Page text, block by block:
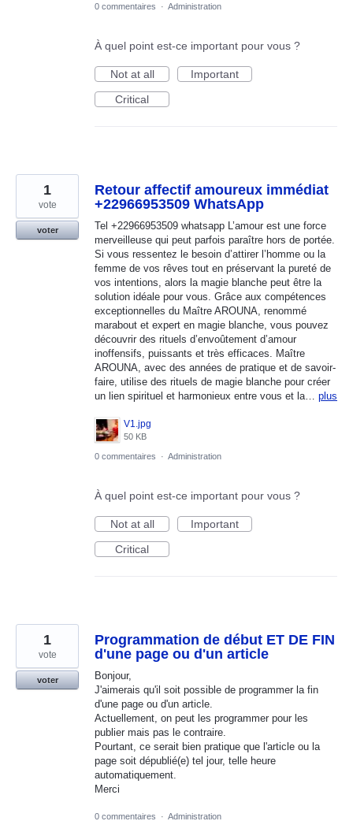
0 commentaires · Administration
À quel point est-ce important pour vous ?
Not at all
Important
Critical
Retour affectif amoureux immédiat
+22966953509 WhatsApp
Tel +22966953509 whatsapp L’amour est une force
merveilleuse qui peut parfois paraître hors de portée.
Si vous ressentez le besoin d’attirer l’homme ou la
femme de vos rêves tout en préservant la pureté de
vos intentions, alors la magie blanche peut être la
solution idéale pour vous. Grâce aux compétences
exceptionnelles du Maître AROUNA, renommé
marabout et expert en magie blanche, vous pouvez
découvrir des rituels d’envoûtement d’amour
inoffensifs, puissants et très efficaces. Maître
AROUNA, avec des années de pratique et de savoir-
faire, utilise des rituels de magie blanche pour créer
un lien spirituel et harmonieux entre vous et la… plus
V1.jpg
50 KB
1
vote
voter
0 commentaires · Administration
À quel point est-ce important pour vous ?
Not at all
Important
Critical
Programmation de début ET DE FIN
d'une page ou d'un article
Bonjour,
J'aimerais qu'il soit possible de programmer la fin
d'une page ou d'un article.
Actuellement, on peut les programmer pour les
publier mais pas le contraire.
Pourtant, ce serait bien pratique que l'article ou la
page soit dépublié(e) tel jour, telle heure
automatiquement.
Merci
1
vote
voter
0 commentaires · Administration